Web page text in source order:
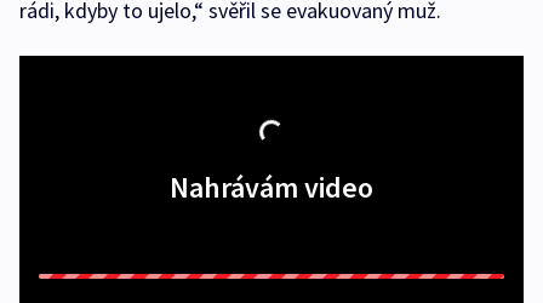
rádi, kdyby to ujelo,“ svěřil se evakuovaný muž.
Nahrávám video